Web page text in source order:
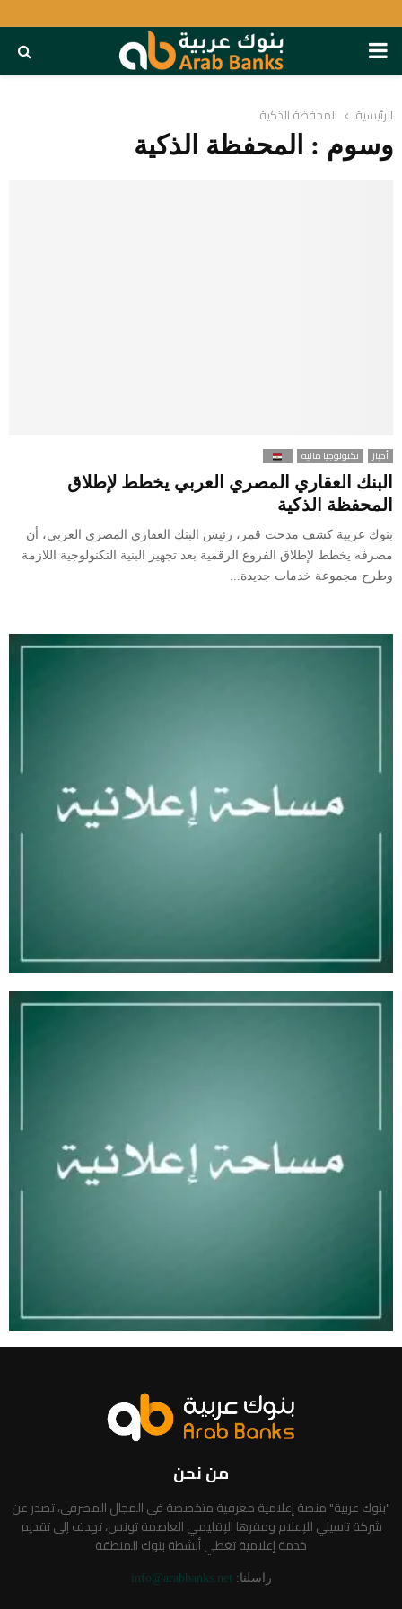
PRIMARY
الرئيسية المحفظة الذكية
وسوم : المحفظة الذكية
أخبار تكنولوجيا مالية
البنك العقاري المصري العربي يخطط لإطلاق
المحفظة الذكية
بنوك عربية كشف مدحت قمر، رئيس البنك العقاري المصري العربي، أن
مصرفه يخطط لإطلاق الفروع الرقمية بعد تجهيز البنية التكنولوجية اللازمة
وطرح مجموعة خدمات جديدة...
من نحن
"بنوك عربية" منصة إعلامية معرفية متخصصة في المجال المصرفي، تصدر عن
شركة تاسيلي للإعلام ومقرها الإقليمي العاصمة تونس، تهدف إلى تقديم
خدمة إعلامية تغطي أنشطة بنوك المنطقة
راسلنا: info@arabbanks.net